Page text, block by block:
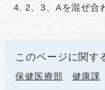
2、3、Aを混ぜ合
このページに関す
保健医療部
健康課